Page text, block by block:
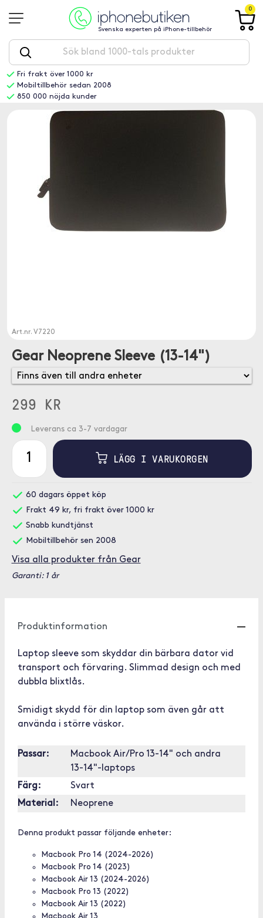
Svenska experten på iPhone-tillbehör
0
Fri frakt över 1000 kr
Mobiltillbehör sedan 2008
850 000 nöjda kunder
Art.nr. V7220
Gear Neoprene Sleeve (13-14")
299 KR
Leverans ca 3-7 vardagar
LÄGG I VARUKORGEN
60 dagars öppet köp
Frakt 49 kr, fri frakt över 1000 kr
Snabb kundtjänst
Mobiltillbehör sen 2008
Visa alla produkter från Gear
Garanti: 1 år
Produktinformation
Laptop sleeve som skyddar din bärbara dator vid
transport och förvaring. Slimmad design och med
dubbla blixtlås.
Smidigt skydd för din laptop som även går att
använda i större väskor.
Passar:
Macbook Air/Pro 13-14" och andra
13-14"-laptops
Färg:
Svart
Material:
Neoprene
Denna produkt passar följande enheter:
Macbook Pro 14 (2024-2026)
Macbook Pro 14 (2023)
Macbook Air 13 (2024-2026)
Macbook Pro 13 (2022)
Macbook Air 13 (2022)